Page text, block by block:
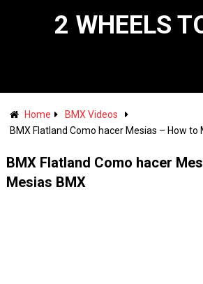
2 WHEELS
Home
BMX Videos
BMX Flatland Como hacer Mesias – How to
BMX Flatland Como hacer
Mesias BMX